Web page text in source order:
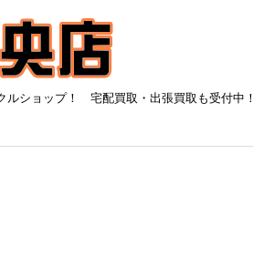
ルショップ！ 宅配買取・出張買取も受付中！